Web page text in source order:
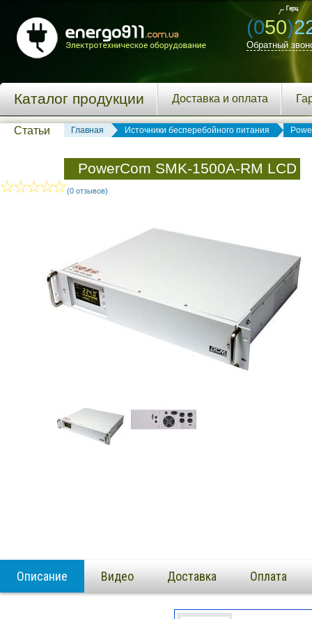
(050)
Обратный
Каталог продукции Доставка и оплата
Статьи Главная Источники бесперебойного питания
PowerCom SMK-1500A-RM LCD
(0 отзывов)
Описание Видео Доставка Оплата